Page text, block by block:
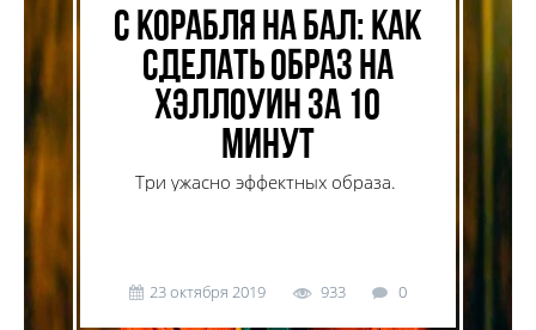
С корабля на бал: как
сделать образ на
Хэллоуин за 10
минут
Три ужасно эффектных образа.
23 октября 2019 933 0